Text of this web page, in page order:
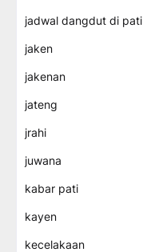
jadwal dangdut di pati
jaken
jakenan
jateng
jrahi
juwana
kabar pati
kayen
kecelakaan